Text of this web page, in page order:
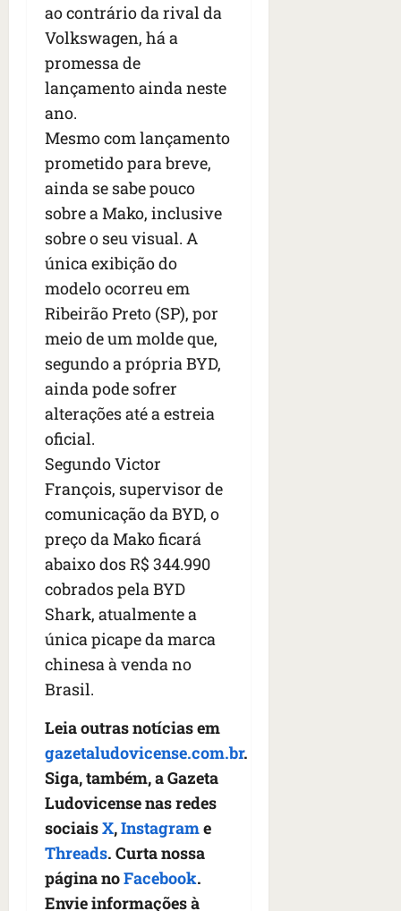
ao contrário da rival da
Volkswagen, há a
promessa de
lançamento ainda neste
ano.
Mesmo com lançamento
prometido para breve,
ainda se sabe pouco
sobre a Mako, inclusive
sobre o seu visual. A
única exibição do
modelo ocorreu em
Ribeirão Preto (SP), por
meio de um molde que,
segundo a própria BYD,
ainda pode sofrer
alterações até a estreia
oficial.
Segundo Victor
François, supervisor de
comunicação da BYD, o
preço da Mako ficará
abaixo dos R$ 344.990
cobrados pela BYD
Shark, atualmente a
única picape da marca
chinesa à venda no
Brasil.
Leia outras notícias em
gazetaludovicense.com.br.
Siga, também, a Gazeta
Ludovicense nas redes
sociaisX,Instagrame
Threads. Curta nossa
página noFacebook.
Envie informações à